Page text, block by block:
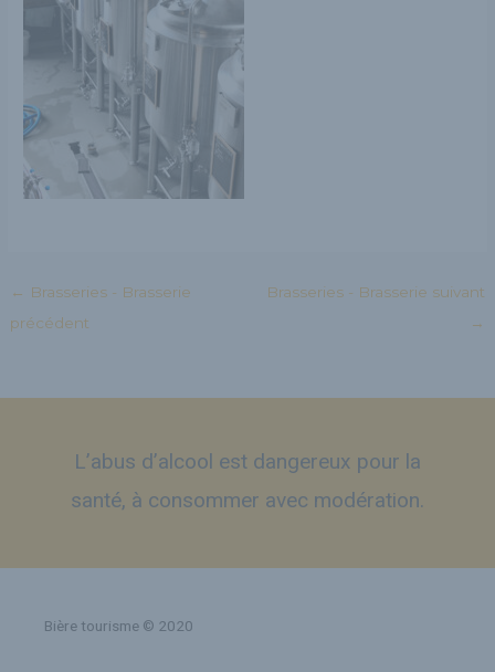
← Brasseries - Brasserie
précédent
Brasseries - Brasserie suivant
→
L’abus d’alcool est dangereux pour la
santé, à consommer avec modération.
Bière tourisme © 2020